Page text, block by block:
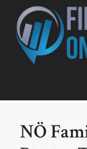
Inhalt
springen
NÖ